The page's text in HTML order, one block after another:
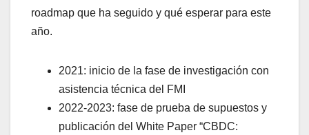
roadmap que ha seguido y qué esperar para este
año.
2021: inicio de la fase de investigación con
asistencia técnica del FMI
2022-2023: fase de prueba de supuestos y
publicación del White Paper “CBDC: